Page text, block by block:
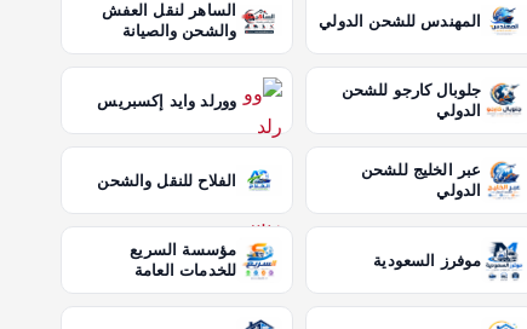
المهندس للشحن الدولي
الساهر لنقل العفش
والشحن والصيانة
جلوبال كارجو للشحن
الدولي
وورلد وايد إكسبريس
عبر الخليج للشحن
الدولي
الفلاح للنقل والشحن
موفرز السعودية
مؤسسة السريع
للخدمات العامة